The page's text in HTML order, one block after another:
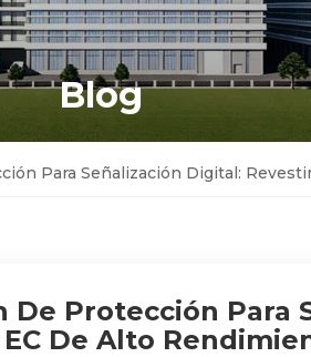
Blog
Para Señalización Digital:
De Protección Para
De Alto